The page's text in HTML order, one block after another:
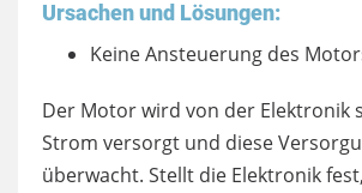
Ursachen und Lösungen:
Keine Ansteuerung des
Der Motor wird von der Elektronik
Strom versorgt und diese
überwacht. Stellt die Elektronik